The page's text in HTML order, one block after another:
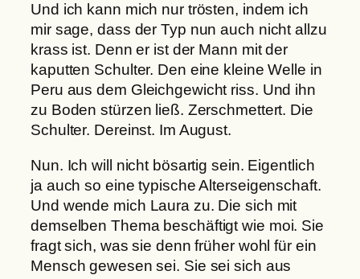
Und ich kann mich nur trösten, indem ich
mir sage, dass der Typ nun auch nicht allzu
krass ist. Denn er ist der Mann mit der
kaputten Schulter. Den eine kleine Welle in
Peru aus dem Gleichgewicht riss. Und ihn
zu Boden stürzen ließ. Zerschmettert. Die
Schulter. Dereinst. Im August.
Nun. Ich will nicht bösartig sein. Eigentlich
ja auch so eine typische Alterseigenschaft.
Und wende mich Laura zu. Die sich mit
demselben Thema beschäftigt wie moi. Sie
fragt sich, was sie denn früher wohl für ein
Mensch gewesen sei. Sie sei sich aus